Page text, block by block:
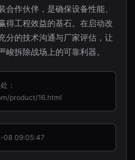
合作伙伴，是确保设备性能、
得工程效益的基石。在启动改
分的技术沟通与厂家评估，让
峻拆除战场上的可靠利器。
：
product/16.html
08 09:05:47